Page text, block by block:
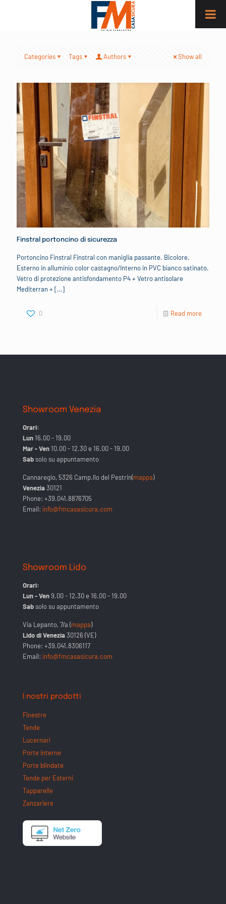
Categories Tags Authors Show all
Finstral portoncino di sicurezza
Portoncino Finstral Finstral con maniglia passante. Bicolore.
Esterno in alluminio color castagno/Interno in PVC bianco satinato.
Vetro di protezione antisfondamento P4 + Vetro antisolare
Mediterran + […]
0 Read more
Showroom Venezia
Orari:
Lun16.00 - 19.00
Mar - Ven10.00 - 12.30 e 16.00 - 19.00
Sabsolo su appuntamento
Cannaregio, 5326 Camp.llo del Pestrin(mappa)
Venezia30121
Phone: +39.041.8876705
Email: info@fmcasasicura.com
Showroom Lido
Orari:
Lun - Ven9.00 - 12.30 e 16.00 - 19.00
Sabsolo su appuntamento
Via Lepanto, 7/a (mappa)
Lido di Venezia30126 (VE)
Phone: +39.041.8306117
Email: info@fmcasasicura.com
I nostri prodotti
Finestre
Tende
Lucernari
Porte interne
Porte blindate
Tende per Esterni
Tapparelle
Zanzariere